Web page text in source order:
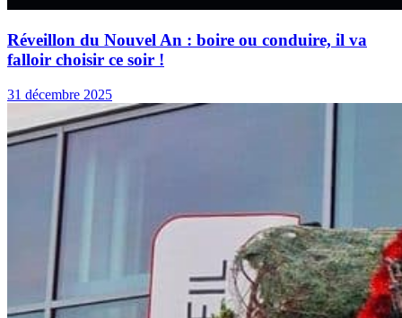
Réveillon du Nouvel An : boire ou conduire, il va
falloir choisir ce soir !
31 décembre 2025